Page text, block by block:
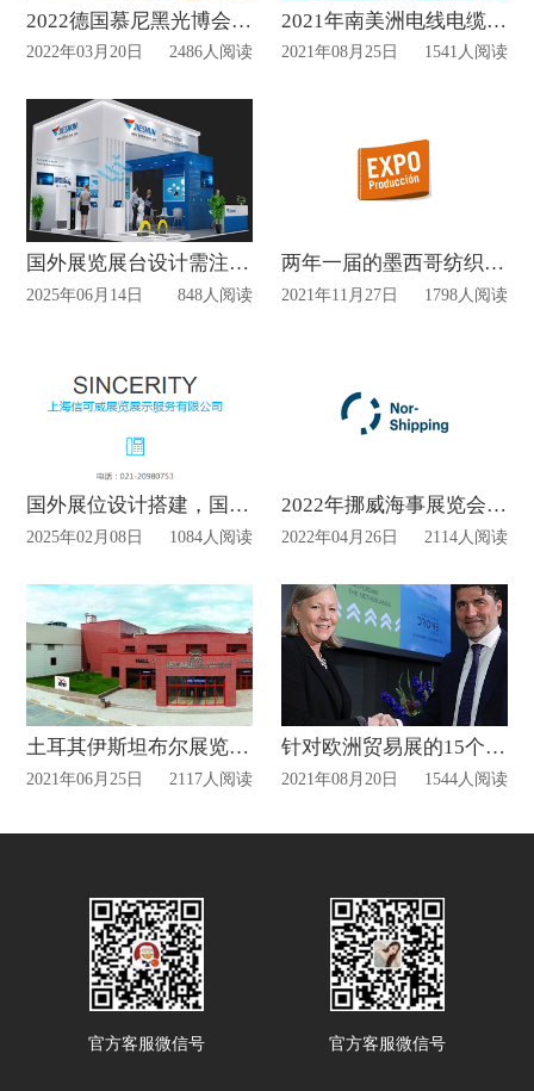
2022德国慕尼黑光博会将于四月下旬迎来开幕！
2022年03月20日 2486人阅读
2021年南美洲电线电缆展（Wire South America）
2021年08月25日 1541人阅读
国外展览展台设计需注意哪些？
2025年06月14日 848人阅读
两年一届的墨西哥纺织工业展览会举办时间正式公布
2021年11月27日 1798人阅读
国外展位设计搭建，国内展览公司怎么做？
2025年02月08日 1084人阅读
2022年挪威海事展览会将于6月初正式开幕
2022年04月26日 2114人阅读
土耳其伊斯坦布尔展览中心（Istanbul Fair Center Yeşilköy）
2021年06月25日 2117人阅读
针对欧洲贸易展的15个不容错过的建议
2021年08月20日 1544人阅读
官方客服微信号 官方客服微信号